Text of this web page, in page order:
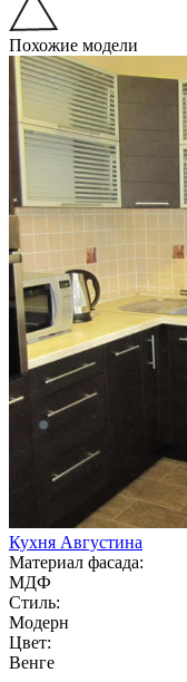
Похожие модели
Кухня Августина
Материал фасада:
МДФ
Стиль:
Модерн
Цвет:
Венге